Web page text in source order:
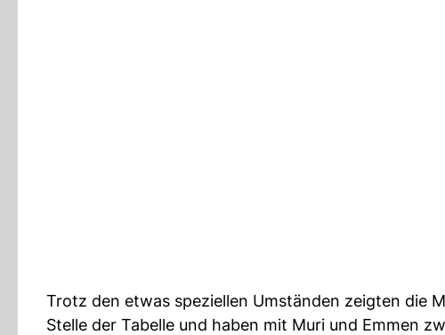
Trotz den etwas speziellen Umständen zeigten die
Stelle der Tabelle und haben mit Muri und Emmen